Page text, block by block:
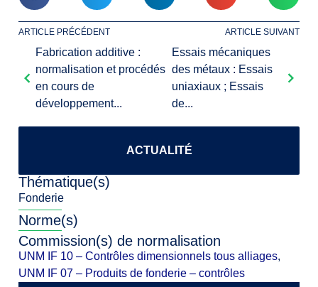
ARTICLE PRÉCÉDENT ARTICLE SUIVANT
Fabrication additive :
normalisation et procédés
en cours de
développement...
Essais mécaniques
des métaux : Essais
uniaxiaux ; Essais
de...
ACTUALITÉ
Thématique(s)
Fonderie
Norme(s)
Commission(s) de normalisation
UNM IF 10 – Contrôles dimensionnels tous alliages,
UNM IF 07 – Produits de fonderie – contrôles